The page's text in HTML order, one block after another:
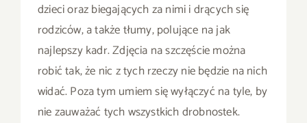
dzieci oraz biegających za nimi i drących się
rodziców, a także tłumy, polujące na jak
najlepszy kadr. Zdjęcia na szczęście można
robić tak, że nic z tych rzeczy nie będzie na nich
widać. Poza tym umiem się wyłączyć na tyle, by
nie zauważać tych wszystkich drobnostek.